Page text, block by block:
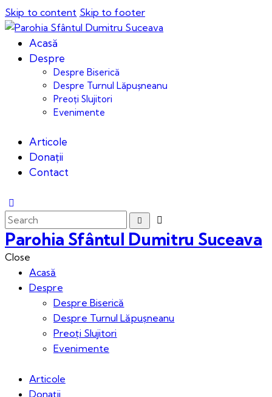
Skip to content Skip to footer
Acasă
Despre
Despre Biserică
Despre Turnul Lăpușneanu
Preoți Slujitori
Evenimente
Articole
Donații
Contact
Parohia Sfântul Dumitru Suceava
Close
Acasă
Despre
Despre Biserică
Despre Turnul Lăpușneanu
Preoți Slujitori
Evenimente
Articole
Donații